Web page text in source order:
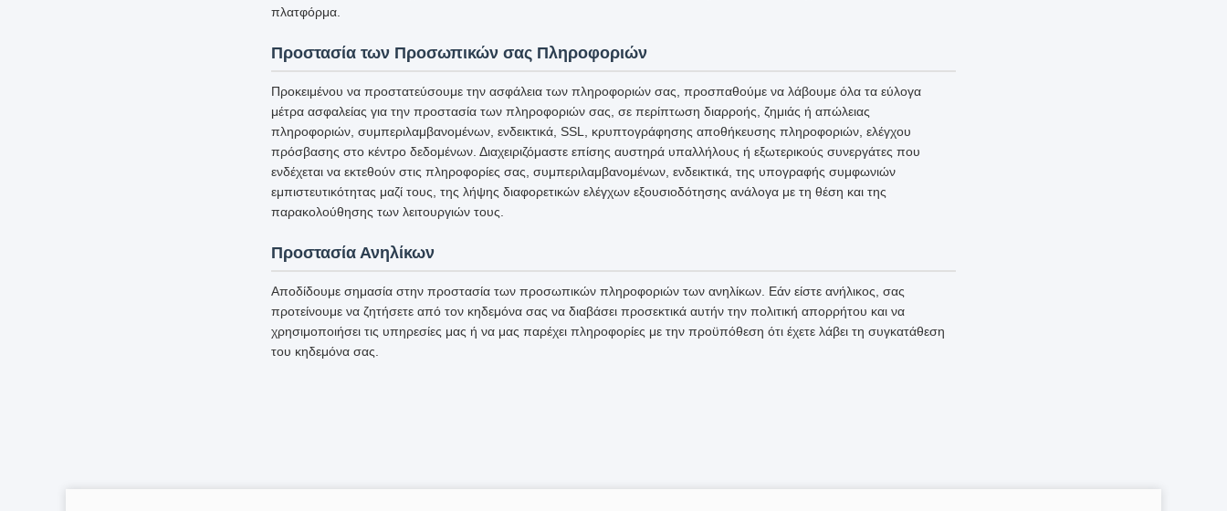
πλατφόρμα.
Προστασία των Προσωπικών σας Πληροφοριών
Προκειμένου να προστατεύσουμε την ασφάλεια των πληροφοριών σας, προσπαθούμε να λάβουμε όλα τα εύλογα
μέτρα ασφαλείας για την προστασία των πληροφοριών σας, σε περίπτωση διαρροής, ζημιάς ή απώλειας
πληροφοριών, συμπεριλαμβανομένων, ενδεικτικά, SSL, κρυπτογράφησης αποθήκευσης πληροφοριών, ελέγχου
πρόσβασης στο κέντρο δεδομένων. Διαχειριζόμαστε επίσης αυστηρά υπαλλήλους ή εξωτερικούς συνεργάτες που
ενδέχεται να εκτεθούν στις πληροφορίες σας, συμπεριλαμβανομένων, ενδεικτικά, της υπογραφής συμφωνιών
εμπιστευτικότητας μαζί τους, της λήψης διαφορετικών ελέγχων εξουσιοδότησης ανάλογα με τη θέση και της
παρακολούθησης των λειτουργιών τους.
Προστασία Ανηλίκων
Αποδίδουμε σημασία στην προστασία των προσωπικών πληροφοριών των ανηλίκων. Εάν είστε ανήλικος, σας
προτείνουμε να ζητήσετε από τον κηδεμόνα σας να διαβάσει προσεκτικά αυτήν την πολιτική απορρήτου και να
χρησιμοποιήσει τις υπηρεσίες μας ή να μας παρέχει πληροφορίες με την προϋπόθεση ότι έχετε λάβει τη συγκατάθεση
του κηδεμόνα σας.